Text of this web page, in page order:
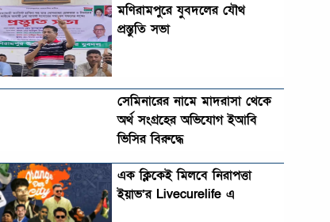
মণিরামপুরে যুবদলের যৌথ
প্রস্তুতি সভা
সেমিনারের নামে মাদরাসা থেকে
অর্থ সংগ্রহের অভিযোগ ইআবি
ভিসির বিরুদ্ধে
এক ক্লিকেই মিলবে নিরাপত্তা
ইয়াভ’র Livecurelife এ